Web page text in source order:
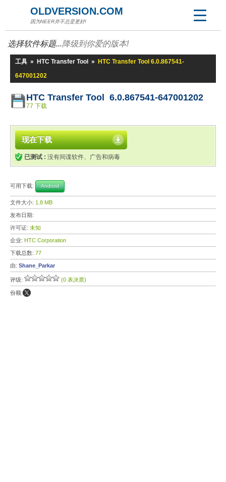
OLDVERSION.COM
因为NEER并不总是更好!
选择软件标题...降级到你爱的版本!
工具 » HTC Transfer Tool »
HTC Transfer Tool 6.0.867541-
647001202
HTC Transfer Tool 6.0.867541-647001202
77 下载
现在下载
已测试 : 没有间谍软件、广告和病毒
可用下载: Android
文件大小: 1.8 MB
发布日期:
许可证: 未知
企业: HTC Corporation
下载总数: 77
由: Shane_Parkar
评级: (0 表决票)
份额: